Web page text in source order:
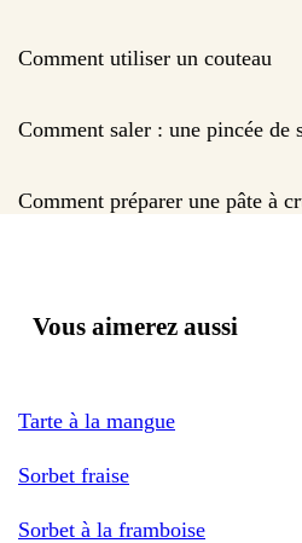
Comment utiliser un couteau
Comment saler : une pincée de
Comment préparer une pâte à
Vous aimerez aussi
Tarte à la mangue
Sorbet fraise
Sorbet à la framboise